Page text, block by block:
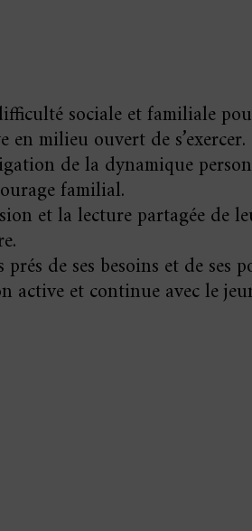
sociale et familiale
milieu ouvert de s’exercer.
de la dynamique
familial.
et la lecture partagée de
de ses besoins et de ses
et continue avec le